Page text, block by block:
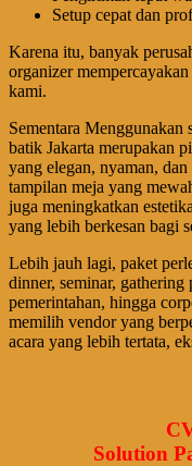
Setup cepat dan
Karena itu, banyak
organizer
kami.
Sementara Menggunakan
batik Jakarta merupakan
yang elegan, nyaman,
tampilan meja yang
juga meningkatkan
yang lebih berkesan bagi
Lebih jauh lagi, paket
dinner, seminar, gathering
pemerintahan, hingga
memilih vendor yang
acara yang lebih tertata,
Solution